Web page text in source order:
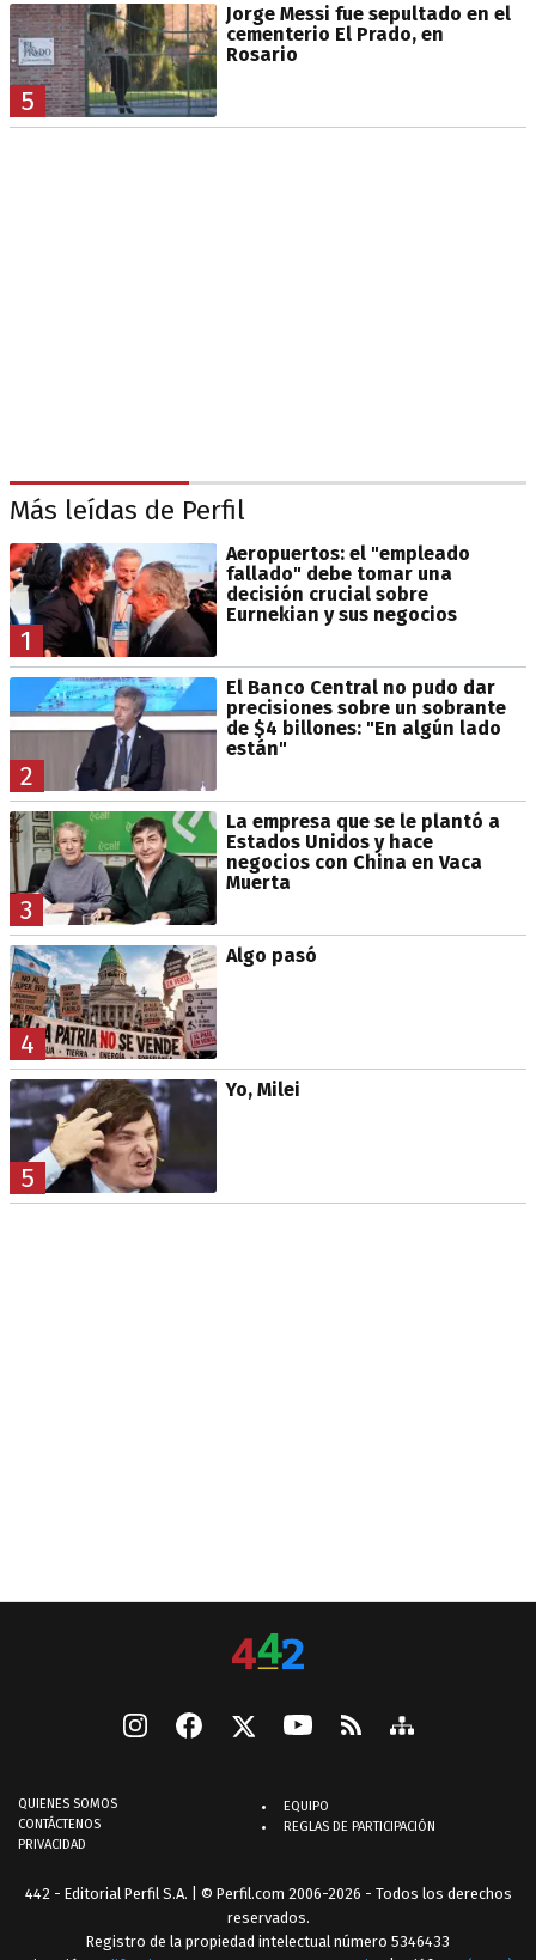
5
Jorge Messi fue sepultado en el
cementerio El Prado, en
Rosario
Más leídas de Perfil
1
Aeropuertos: el "empleado
fallado" debe tomar una
decisión crucial sobre
Eurnekian y sus negocios
2
El Banco Central no pudo dar
precisiones sobre un sobrante
de $4 billones: "En algún lado
están"
3
La empresa que se le plantó a
Estados Unidos y hace
negocios con China en Vaca
Muerta
4
Algo pasó
5
Yo, Milei
QUIENES SOMOS
CONTÁCTENOS
PRIVACIDAD
EQUIPO
REGLAS DE PARTICIPACIÓN
442 - Editorial Perfil S.A. | © Perfil.com 2006-2026 - Todos los derechos
reservados.
Registro de la propiedad intelectual número 5346433